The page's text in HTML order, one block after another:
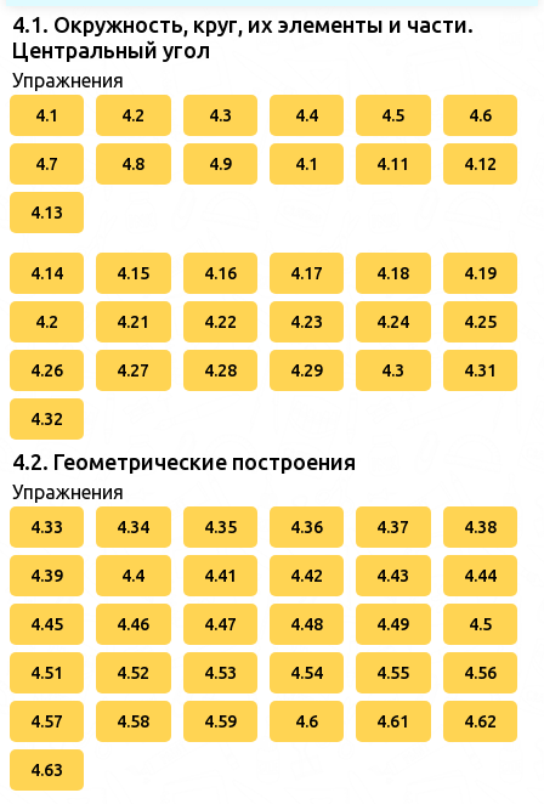
4.1. Окружность, круг, их элементы и части.
Центральный угол
Упражнения
4.1 4.2 4.3 4.4 4.5 4.6
4.7 4.8 4.9 4.1 4.11 4.12
4.13
4.14 4.15 4.16 4.17 4.18 4.19
4.2 4.21 4.22 4.23 4.24 4.25
4.26 4.27 4.28 4.29 4.3 4.31
4.32
4.2. Геометрические построения
Упражнения
4.33 4.34 4.35 4.36 4.37 4.38
4.39 4.4 4.41 4.42 4.43 4.44
4.45 4.46 4.47 4.48 4.49 4.5
4.51 4.52 4.53 4.54 4.55 4.56
4.57 4.58 4.59 4.6 4.61 4.62
4.63